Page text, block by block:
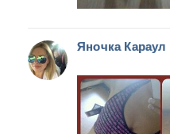
Яночка Караул